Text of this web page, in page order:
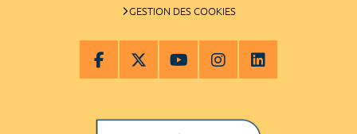
GESTION DES COOKIES